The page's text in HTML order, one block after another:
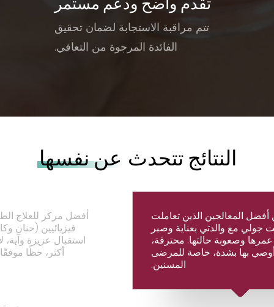
تتم مراقبة الاستجابة لضمان تحقيق
الفائدة المرجوة من التعافي.
النتائج تتحدث عن نفسها
المعالجين الذين تعاملت
جولي مع والدتي بعناية وصبر
وصعوبة حالتها. محترفة،
بها بشدة، خاصة للمرضى
المسنين.
أفضل مركز للعلاج
فيزيائيين (حنان
استقبال عزيزة
أكثر، حظًا